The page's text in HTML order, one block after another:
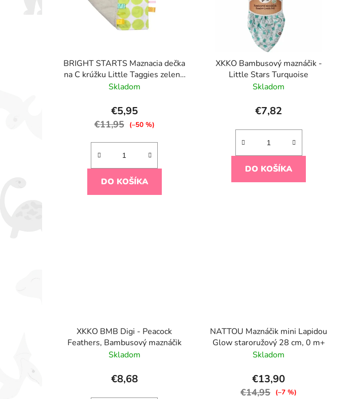
BRIGHT STARTS Maznacia dečka
na C krúžku Little Taggies zelené
bodky 0m+
Skladom
€5,95
€11,95 (–50 %)
DO KOŠÍKA
XKKO Bambusový maznáčik -
Little Stars Turquoise
Skladom
€7,82
DO KOŠÍKA
XKKO BMB Digi - Peacock
Feathers, Bambusový maznáčik
Skladom
€8,68
NATTOU Maznáčik mini Lapidou
Glow staroružový 28 cm, 0 m+
Skladom
€13,90
€14,95 (–7 %)